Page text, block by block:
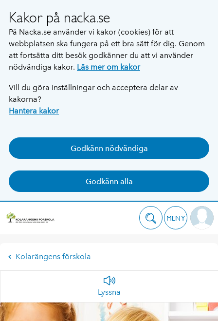
Kakor på nacka.se
På Nacka.se använder vi kakor (cookies) för att
webbplatsen ska fungera på ett bra sätt för dig. Genom
att fortsätta ditt besök godkänner du att vi använder
nödvändiga kakor. Läs mer om kakor
Vill du göra inställningar och acceptera delar av
kakorna?
Hantera kakor
Godkänn nödvändiga
Godkänn alla
MENY
Kolarängens förskola
Lyssna